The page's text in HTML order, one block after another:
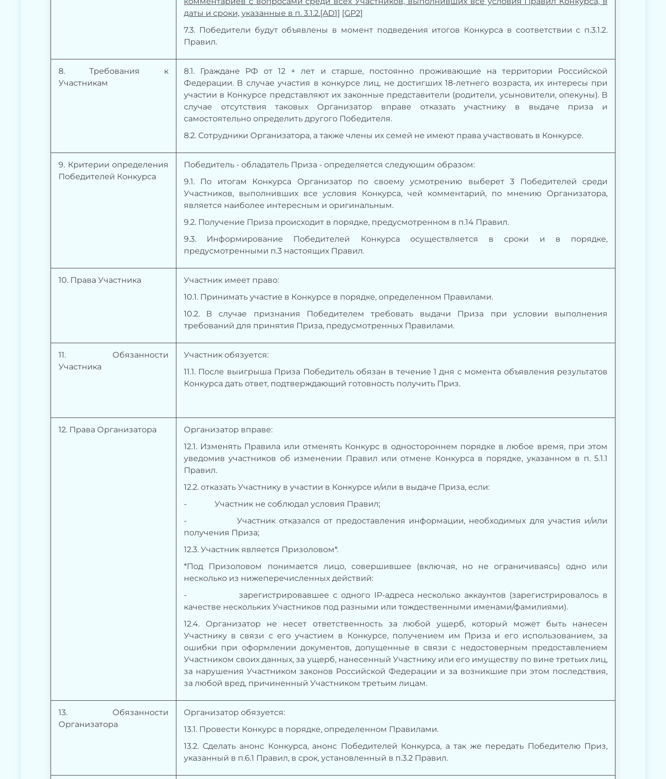
даты и сроки, указанные в п. 3.1.2.[AD1] [GP2]
7.3. Победители будут объявлены в момент подведения итогов Конкурса в соответствии с п.3.1.2.
Правил.
8. Требования к
Участникам
8.1. Граждане РФ от 12 + лет и старше, постоянно проживающие на территории Российской
Федерации. В случае участия в конкурсе лиц, не достигших 18-летнего возраста, их интересы при
участии в Конкурсе представляют их законные представители (родители, усыновители, опекуны). В
случае отсутствия таковых Организатор вправе отказать участнику в выдаче приза и
самостоятельно определить другого Победителя.
8.2. Сотрудники Организатора, а также члены их семей не имеют права участвовать в Конкурсе.
9. Критерии определения
Победителей Конкурса
Победитель - обладатель Приза - определяется следующим образом:
9.1. По итогам Конкурса Организатор по своему усмотрению выберет 3 Победителей среди
Участников, выполнивших все условия Конкурса, чей комментарий, по мнению Организатора,
является наиболее интересным и оригинальным.
9.2. Получение Приза происходит в порядке, предусмотренном в п.14 Правил.
9.3. Информирование Победителей Конкурса осуществляется в сроки и в порядке,
предусмотренными п.3 настоящих Правил.
10. Права Участника
Участник имеет право:
10.1. Принимать участие в Конкурсе в порядке, определенном Правилами.
10.2. В случае признания Победителем требовать выдачи Приза при условии выполнения
требований для принятия Приза, предусмотренных Правилами.
11. Обязанности
Участника
Участник обязуется:
11.1. После выигрыша Приза Победитель обязан в течение 1 дня с момента объявления результатов
Конкурса дать ответ, подтверждающий готовность получить Приз.
12. Права Организатора
Организатор вправе:
12.1. Изменять Правила или отменять Конкурс в одностороннем порядке в любое время, при этом
уведомив участников об изменении Правил или отмене Конкурса в порядке, указанном в п. 5.1.1
Правил.
12.2. отказать Участнику в участии в Конкурсе и/или в выдаче Приза, если:
- Участник не соблюдал условия Правил;
- Участник отказался от предоставления информации, необходимых для участия и/или
получения Приза;
12.3. Участник является Призоловом*.
*Под Призоловом понимается лицо, совершившее (включая, но не ограничиваясь) одно или
несколько из нижеперечисленных действий:
- зарегистрировавшее с одного IP-адреса несколько аккаунтов (зарегистрировалось в
качестве нескольких Участников под разными или тождественными именами/фамилиями).
12.4. Организатор не несет ответственность за любой ущерб, который может быть нанесен
Участнику в связи с его участием в Конкурсе, получением им Приза и его использованием, за
ошибки при оформлении документов, допущенные в связи с недостоверным предоставлением
Участником своих данных, за ущерб, нанесенный Участнику или его имуществу по вине третьих лиц,
за нарушения Участником законов Российской Федерации и за возникшие при этом последствия,
за любой вред, причиненный Участником третьим лицам.
13. Обязанности
Организатора
Организатор обязуется:
13.1. Провести Конкурс в порядке, определенном Правилами.
13.2. Сделать анонс Конкурса, анонс Победителей Конкурса, а так же передать Победителю Приз,
указанный в п.6.1 Правил, в срок, установленный в п.3.2 Правил.